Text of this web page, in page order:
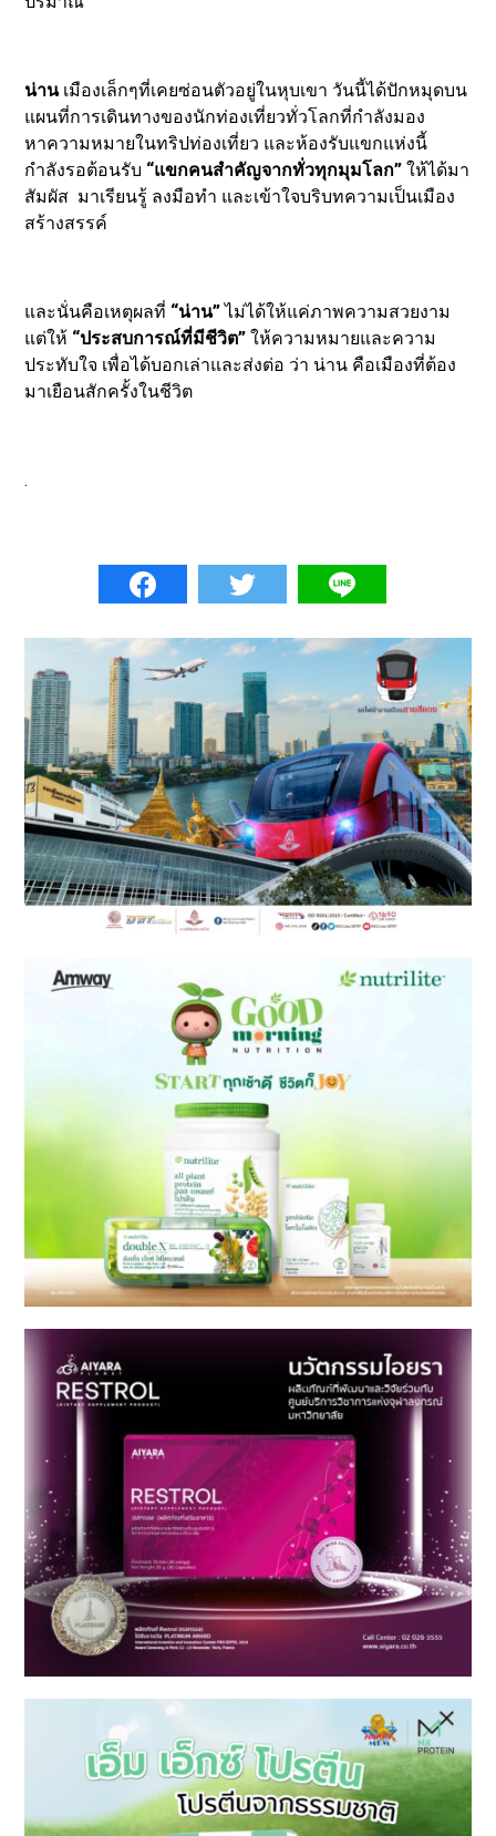
น่านเมืองเล็กๆที่เคยซ่อนตัวอยู่ในหุบเขา วันนี้ได้ปักหมุดบน
แผนที่การเดินทางของนักท่องเที่ยวทั่วโลกที่กำลังมอง
หาความหมายในทริปท่องเที่ยว และห้องรับแขกแห่งนี้
กำลังรอต้อนรับ “แขกคนสำคัญจากทั่วทุกมุมโลก” ให้ได้มา
สัมผัส มาเรียนรู้ ลงมือทำ และเข้าใจบริบทความเป็นเมือง
สร้างสรรค์
และนั่นคือเหตุผลที่ “น่าน”ไม่ได้ให้แค่ภาพความสวยงาม
แต่ให้ “ประสบการณ์ที่มีชีวิต” ให้ความหมายและความ
ประทับใจ เพื่อได้บอกเล่าและส่งต่อ ว่า น่าน คือเมืองที่ต้อง
มาเยือนสักครั้งในชีวิต
.